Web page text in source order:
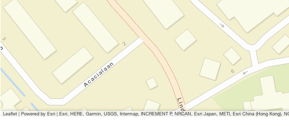
Leaflet |Powered by Esri | Esri, HERE, Garmin, USGS, Intermap, INCREMENT P, NRCAN, Esri Japan, METI, Esri China (Hong Kong),